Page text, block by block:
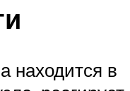
находится в